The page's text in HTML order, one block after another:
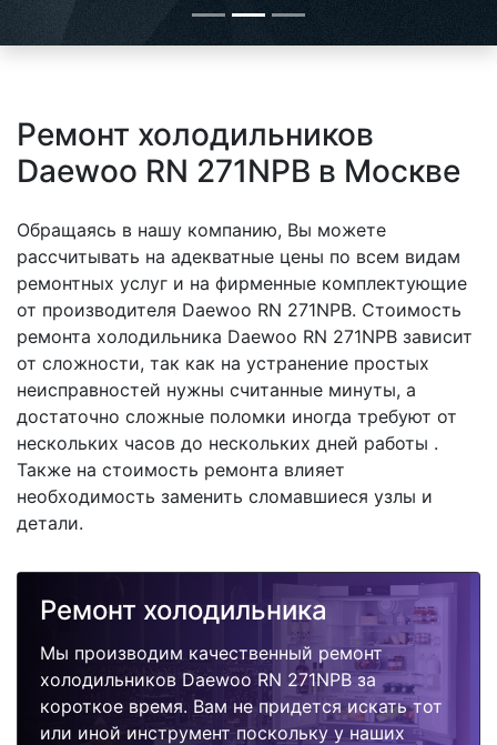
Ремонт холодильников
Daewoo RN 271NPB в Москве
Обращаясь в нашу компанию, Вы можете
рассчитывать на адекватные цены по всем видам
ремонтных услуг и на фирменные комплектующие
от производителя Daewoo RN 271NPB. Стоимость
ремонта холодильника Daewoo RN 271NPB зависит
от сложности, так как на устранение простых
неисправностей нужны считанные минуты, а
достаточно сложные поломки иногда требуют от
нескольких часов до нескольких дней работы .
Также на стоимость ремонта влияет
необходимость заменить сломавшиеся узлы и
детали.
Ремонт холодильника
Мы производим качественный ремонт
холодильников Daewoo RN 271NPB за
короткое время. Вам не придется искать тот
или иной инструмент поскольку у наших